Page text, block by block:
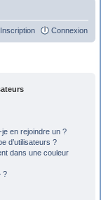
Inscription Connexion
en rejoindre un ?
d’utilisateurs ?
dans une couleur
?